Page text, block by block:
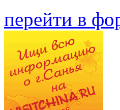
перейти в